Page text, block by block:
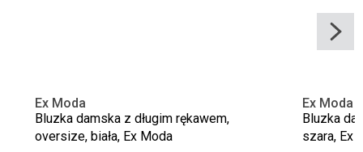
Ex Moda
Bluzka damska z długim rękawem,
oversize, biała, Ex Moda
Ex Moda
Bluzka
szara, Ex